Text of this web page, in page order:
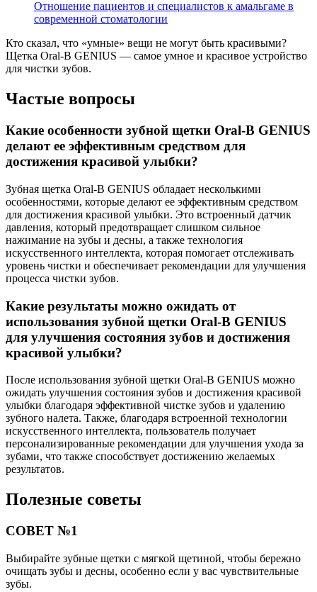
Отношение пациентов и специалистов к амальгаме в
современной стоматологии
Кто сказал, что «умные» вещи не могут быть красивыми?
Щетка Oral-B GENIUS — самое умное и красивое устройство
для чистки зубов.
Частые вопросы
Какие особенности зубной щетки Oral-B GENIUS
делают ее эффективным средством для
достижения красивой улыбки?
Зубная щетка Oral-B GENIUS обладает несколькими
особенностями, которые делают ее эффективным средством
для достижения красивой улыбки. Это встроенный датчик
давления, который предотвращает слишком сильное
нажимание на зубы и десны, а также технология
искусственного интеллекта, которая помогает отслеживать
уровень чистки и обеспечивает рекомендации для улучшения
процесса чистки зубов.
Какие результаты можно ожидать от
использования зубной щетки Oral-B GENIUS
для улучшения состояния зубов и достижения
красивой улыбки?
После использования зубной щетки Oral-B GENIUS можно
ожидать улучшения состояния зубов и достижения красивой
улыбки благодаря эффективной чистке зубов и удалению
зубного налета. Также, благодаря встроенной технологии
искусственного интеллекта, пользователь получает
персонализированные рекомендации для улучшения ухода за
зубами, что также способствует достижению желаемых
результатов.
Полезные советы
СОВЕТ №1
Выбирайте зубные щетки с мягкой щетиной, чтобы бережно
очищать зубы и десны, особенно если у вас чувствительные
зубы.